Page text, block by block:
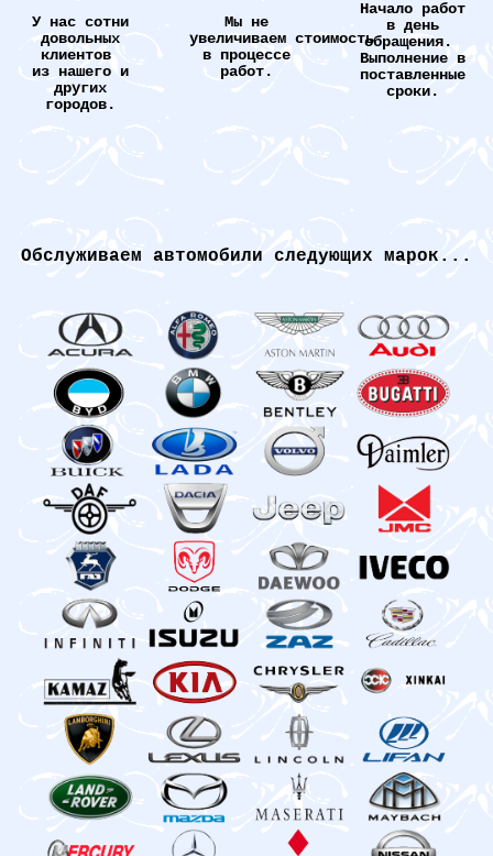
У нас сотни
довольных
клиентов
из нашего и
других
городов.
Мы не
увеличиваем стоимость
в процессе
работ.
Начало работ
в день
обращения.
Выполнение в
поставленные
сроки.
Обслуживаем автомобили следующих марок...